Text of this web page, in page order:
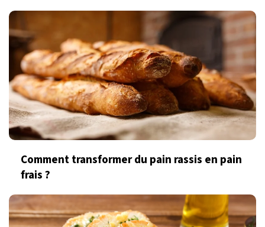
Comment transformer du pain rassis en pain
frais ?